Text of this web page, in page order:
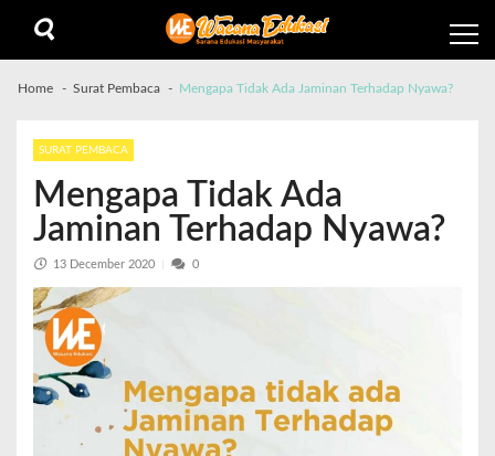
Home Surat Pembaca Mengapa Tidak Ada Jaminan Terhadap Nyawa?
SURAT PEMBACA
Mengapa Tidak Ada
Jaminan Terhadap Nyawa?
13 December 2020 0